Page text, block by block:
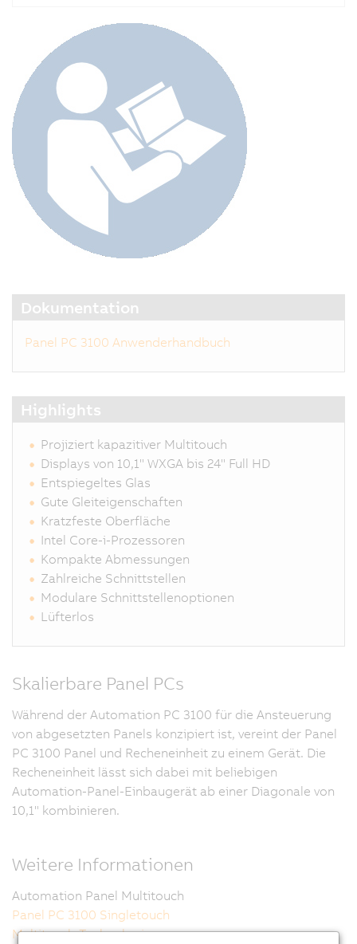
Dokumentation
Panel PC 3100 Anwenderhandbuch
Highlights
Projiziert kapazitiver Multitouch
Displays von 10,1" WXGA bis 24" Full HD
Entspiegeltes Glas
Gute Gleiteigenschaften
Kratzfeste Oberfläche
Intel Core-i-Prozessoren
Kompakte Abmessungen
Zahlreiche Schnittstellen
Modulare Schnittstellenoptionen
Lüfterlos
Skalierbare Panel PCs
Während der Automation PC 3100 für die Ansteuerung
von abgesetzten Panels konzipiert ist, vereint der Panel
PC 3100 Panel und Recheneinheit zu einem Gerät. Die
Recheneinheit lässt sich dabei mit beliebigen
Automation-Panel-Einbaugerät ab einer Diagonale von
10,1" kombinieren.
Weitere Informationen
Automation Panel Multitouch
Panel PC 3100 Singletouch
Multitouch-Technologie